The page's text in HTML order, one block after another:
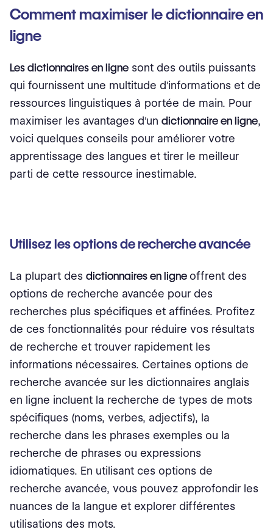
Comment maximiser le dictionnaire en
ligne
Les dictionnaires en ligne sont des outils puissants
qui fournissent une multitude d'informations et de
ressources linguistiques à portée de main. Pour
maximiser les avantages d'un dictionnaire en ligne,
voici quelques conseils pour améliorer votre
apprentissage des langues et tirer le meilleur
parti de cette ressource inestimable.
Utilisez les options de recherche avancée
La plupart des dictionnaires en ligne offrent des
options de recherche avancée pour des
recherches plus spécifiques et affinées. Profitez
de ces fonctionnalités pour réduire vos résultats
de recherche et trouver rapidement les
informations nécessaires. Certaines options de
recherche avancée sur les dictionnaires anglais
en ligne incluent la recherche de types de mots
spécifiques (noms, verbes, adjectifs), la
recherche dans les phrases exemples ou la
recherche de phrases ou expressions
idiomatiques. En utilisant ces options de
recherche avancée, vous pouvez approfondir les
nuances de la langue et explorer différentes
utilisations des mots.